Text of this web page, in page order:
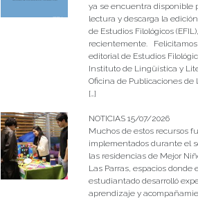
ya se encuentra disponible
lectura y descarga la edición
de Estudios Filológicos
recientemente.
editorial de Estudios
Instituto de Lingüística y
Oficina de Publicaciones de
[…]
NOTICIAS 15/07/2026
Muchos de estos recursos
implementados durante el
las residencias de Mejor
Las Parras, espacios donde
estudiantado desarrolló
aprendizaje y